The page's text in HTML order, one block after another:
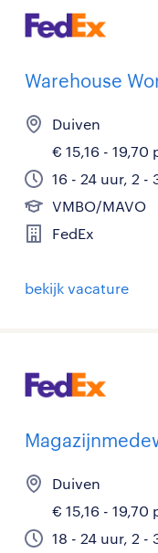
Warehouse
Duiven
€ 15,16 - 19,70
16 - 24 uur, 2 -
VMBO/MAVO
FedEx
bekijk vacature
Duiven
€ 15,16 - 19,70
18 - 24 uur, 2 -